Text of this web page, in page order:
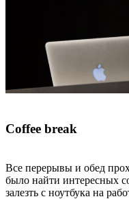
Coffee break
Все перерывы и обед
было найти интересных
залезть с ноутбука на